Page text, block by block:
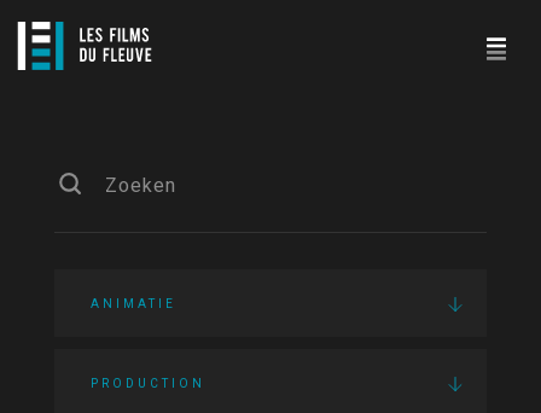
ANIMATIE
PRODUCTION